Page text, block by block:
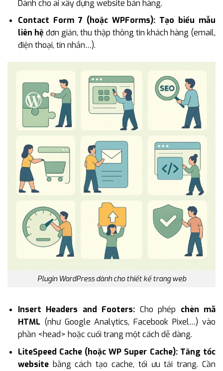
Dành cho ai xây dựng website bán hàng.
Contact Form 7 (hoặc WPForms): Tạo biểu mẫu
liên hệ đơn giản, thu thập thông tin khách hàng (email,
điện thoại, tin nhắn…).
Plugin WordPress dành cho thiết kế trang web
Insert Headers and Footers: Cho phép chèn mã
HTML (như Google Analytics, Facebook Pixel…) vào
phần <head> hoặc cuối trang một cách dễ dàng.
LiteSpeed Cache (hoặc WP Super Cache): Tăng tốc
websitebằng cách tạo cache, tối ưu tải trang. Cần